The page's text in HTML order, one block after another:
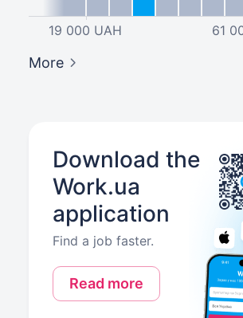
19 000 UAH 61
More
Download the
Work.ua
application
Find a job faster.
Read more